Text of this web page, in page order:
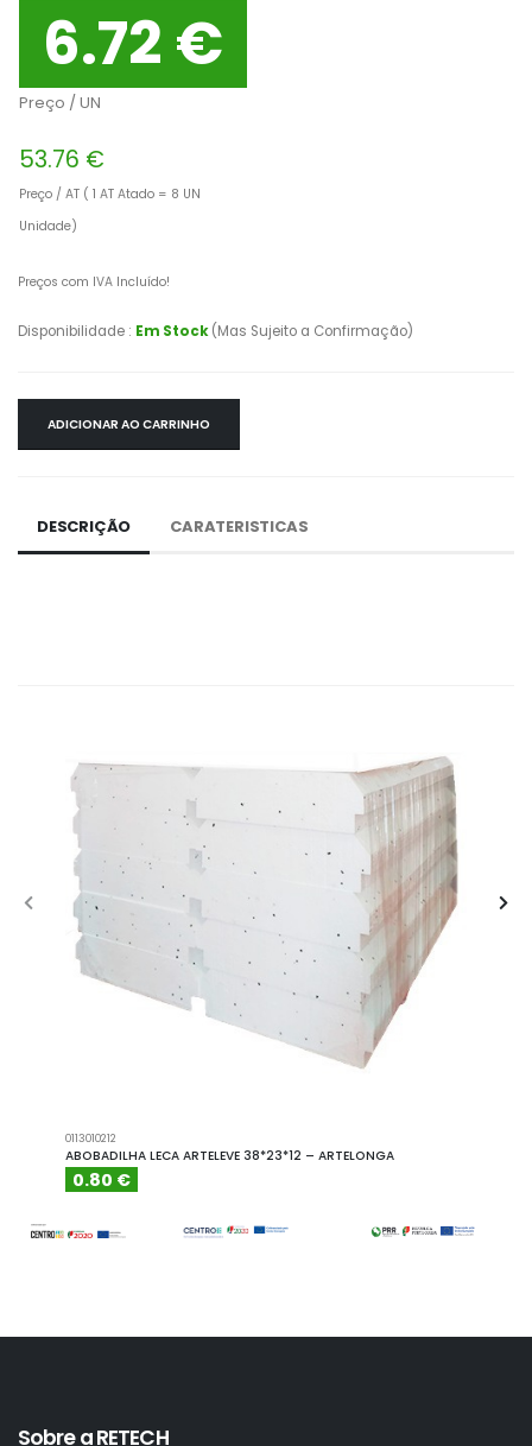
6.72 €
Preço / UN
53.76 €
Preço / AT ( 1 AT Atado = 8 UN
Unidade)
Preços com IVA Incluído!
Disponibilidade : Em Stock(Mas Sujeito a Confirmação)
ADICIONAR AO CARRINHO
DESCRIÇÃO CARATERISTICAS
0113010212
ABOBADILHA LECA ARTELEVE 38*23*12 – ARTELONGA
0.80 €
Sobre a RETECH